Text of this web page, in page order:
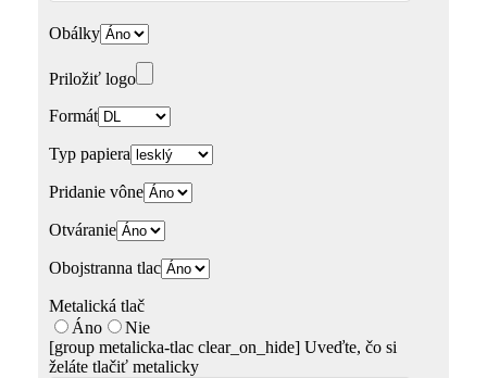
Obálky
Priložiť logo
Formát
Typ papiera
Pridanie vône
Otváranie
Obojstranna tlac
Metalická tlač
Áno
Nie
[group metalicka-tlac clear_on_hide]Uveďte, čo si
želáte tlačiť metalicky